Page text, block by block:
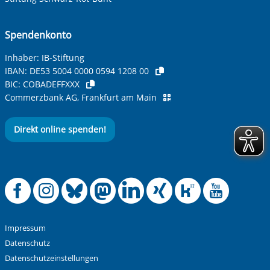
Spendenkonto
Inhaber: IB-Stiftung
IBAN: DE53 5004 0000 0594 1208 00
BIC: COBADEFFXXX
Commerzbank AG, Frankfurt am Main
Direkt online spenden!
Offizielle
Offizielle
Offizielle
Offizielle
Offizielle
Impressum
Datenschutz
Datenschutzeinstellungen